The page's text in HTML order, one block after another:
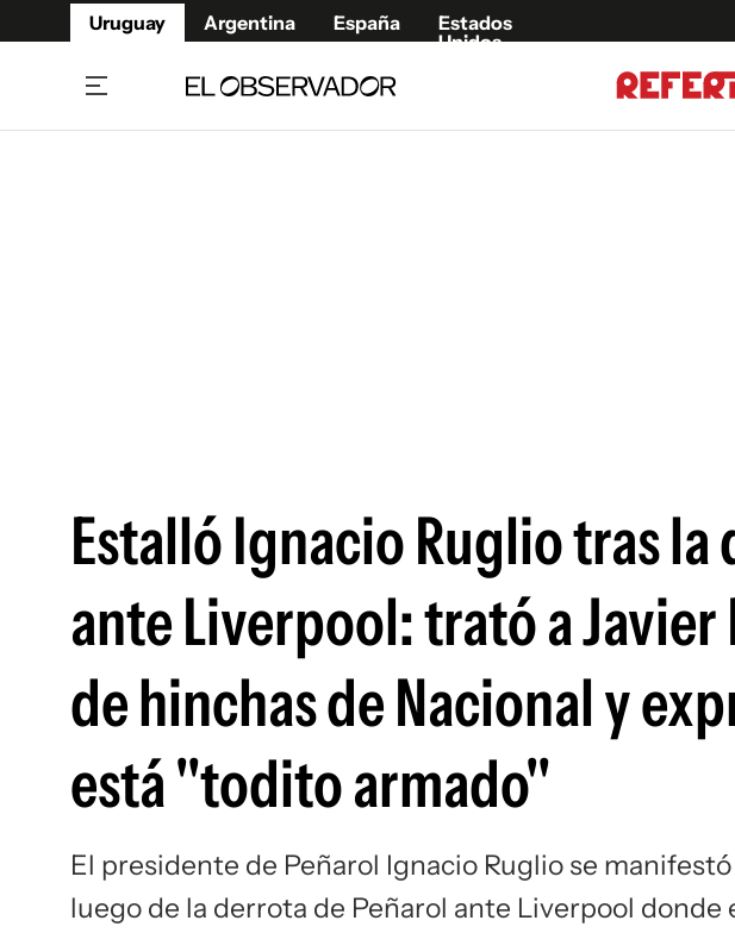
Uruguay Argentina España
Estados
Unidos
Estalló Ignacio Ruglio tras
ante Liverpool: trató a Javier
de hinchas de Nacional y
está "todito armado"
El presidente de Peñarol Ignacio Ruglio se
luego de la derrota de Peñarol ante Liverpool donde